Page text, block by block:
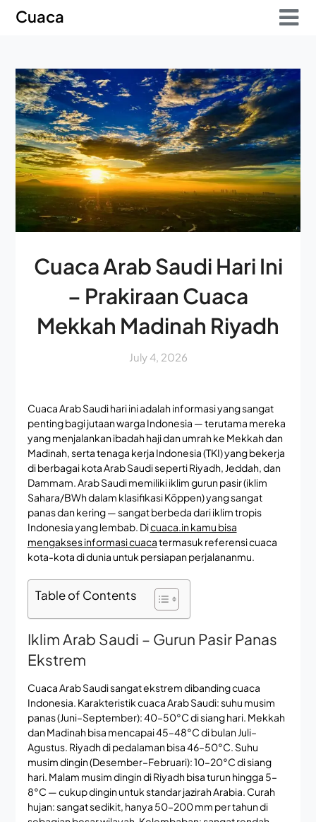
Skip
SkipCuaca
Cuaca Arab Saudi Hari Ini
– Prakiraan Cuaca
Mekkah Madinah Riyadh
July 4, 2026
Cuaca Arab Saudi hari ini adalah informasi yang sangat
penting bagi jutaan warga Indonesia — terutama mereka
yang menjalankan ibadah haji dan umrah ke Mekkah dan
Madinah, serta tenaga kerja Indonesia (TKI) yang bekerja
di berbagai kota Arab Saudi seperti Riyadh, Jeddah, dan
Dammam. Arab Saudi memiliki iklim gurun pasir (iklim
Sahara/BWh dalam klasifikasi Köppen) yang sangat
panas dan kering — sangat berbeda dari iklim tropis
Indonesia yang lembab. Dicuaca.in kamu bisa
mengakses informasi cuacatermasuk referensi cuaca
kota-kota di dunia untuk persiapan perjalananmu.
Table of Contents
Iklim Arab Saudi – Gurun Pasir Panas
Ekstrem
Cuaca Arab Saudi sangat ekstrem dibanding cuaca
Indonesia. Karakteristik cuaca Arab Saudi: suhu musim
panas (Juni–September): 40–50°C di siang hari. Mekkah
dan Madinah bisa mencapai 45–48°C di bulan Juli–
Agustus. Riyadh di pedalaman bisa 46–50°C. Suhu
musim dingin (Desember–Februari): 10–20°C di siang
hari. Malam musim dingin di Riyadh bisa turun hingga 5–
8°C — cukup dingin untuk standar jazirah Arabia. Curah
hujan: sangat sedikit, hanya 50–200 mm per tahun di